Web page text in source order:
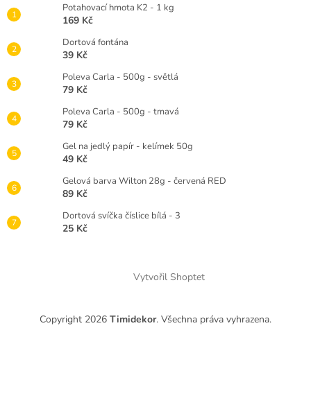
Potahovací hmota K2 - 1 kg
169 Kč
Dortová fontána
39 Kč
Poleva Carla - 500g - světlá
79 Kč
Poleva Carla - 500g - tmavá
79 Kč
Gel na jedlý papír - kelímek 50g
49 Kč
Gelová barva Wilton 28g - červená RED
89 Kč
Dortová svíčka číslice bílá - 3
25 Kč
Vytvořil Shoptet
Copyright 2026 Timidekor. Všechna práva vyhrazena.